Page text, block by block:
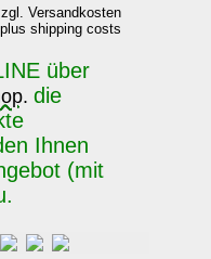
Versandkosten
shipping costs
über
die
Ihnen
(mit